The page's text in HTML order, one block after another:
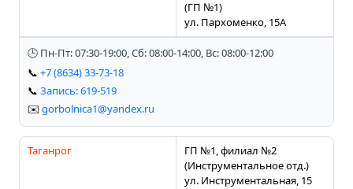
(ГП №1)
ул. Пархоменко, 15А
🕒 Пн-Пт: 07:30-19:00, Сб: 08:00-14:00, Вс: 08:00-12:00
📞 +7 (8634) 33-73-18
📞 Запись: 619-519
✉️ gorbolnica1@yandex.ru
Таганрог
ГП №1, филиал №2
(Инструментальное отд.)
ул. Инструментальная, 15